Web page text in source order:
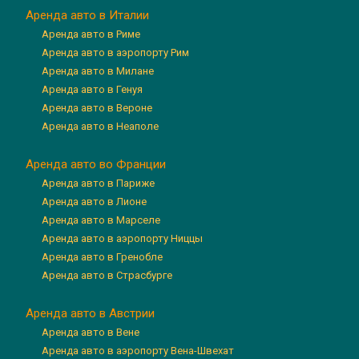
Аренда авто в Италии
Аренда авто в Риме
Аренда авто в аэропорту Рим
Аренда авто в Милане
Аренда авто в Генуя
Аренда авто в Вероне
Аренда авто в Неаполе
Аренда авто во Франции
Аренда авто в Париже
Аренда авто в Лионе
Аренда авто в Марселе
Аренда авто в аэропорту Ниццы
Аренда авто в Гренобле
Аренда авто в Страсбурге
Аренда авто в Австрии
Аренда авто в Вене
Аренда авто в аэропорту Вена-Швехат